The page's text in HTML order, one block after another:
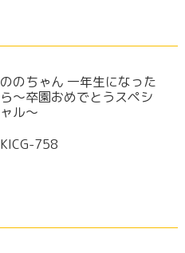
ののちゃん 一年生になった
ら～卒園おめでとうスペシ
ャル～
KICG-758